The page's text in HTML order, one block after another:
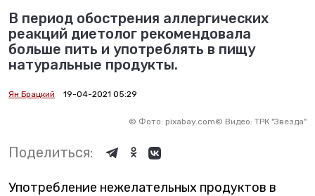
В период обострения аллергических
реакций диетолог рекомендовала
больше пить и употреблять в пищу
натуральные продукты.
Ян Брацкий 19-04-2021 05:29
© Фото: pixabay.com© Видео: ТРК "Звезда"
Поделиться:
Употребление нежелательных продуктов в